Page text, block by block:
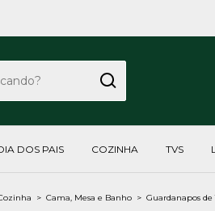
DOS PAIS COZINHA TVS
> Cama, Mesa e Banho > Guardanapos de